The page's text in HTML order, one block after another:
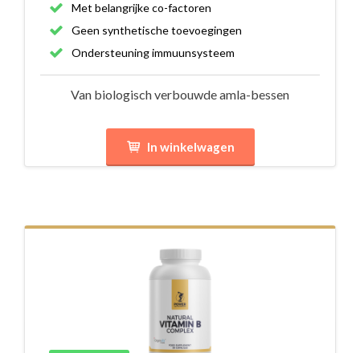
Met belangrijke co-factoren
Geen synthetische toevoegingen
Ondersteuning immuunsysteem
Van biologisch verbouwde amla-bessen
In winkelwagen